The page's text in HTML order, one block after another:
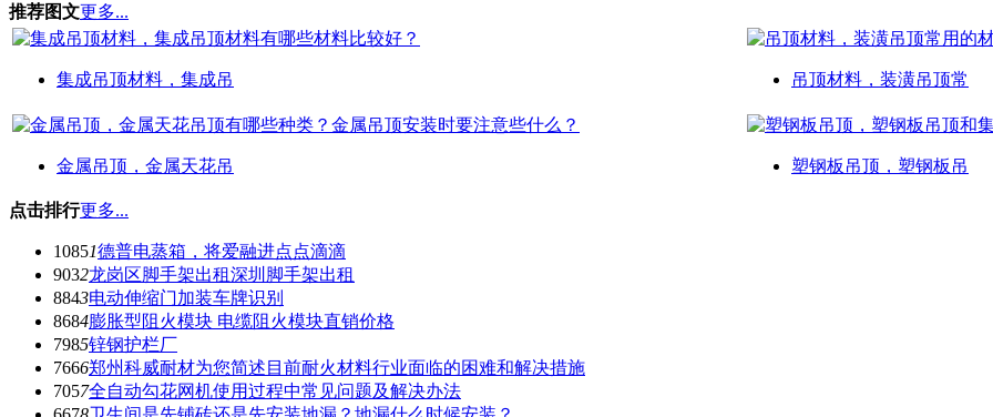
推荐图文更多...
集成吊顶材料，集成吊 吊顶材料，装潢吊顶常
金属吊顶，金属天花吊 塑钢板吊顶，塑钢板吊
点击排行更多...
10851德普电蒸箱，将爱融进点点滴滴
9032龙岗区脚手架出租深圳脚手架出租
8843电动伸缩门加装车牌识别
8684膨胀型阻火模块 电缆阻火模块直销价格
7985锌钢护栏厂
7666郑州科威耐材为您简述目前耐火材料行业面临的困难和解决措施
7057全自动勾花网机使用过程中常见问题及解决办法